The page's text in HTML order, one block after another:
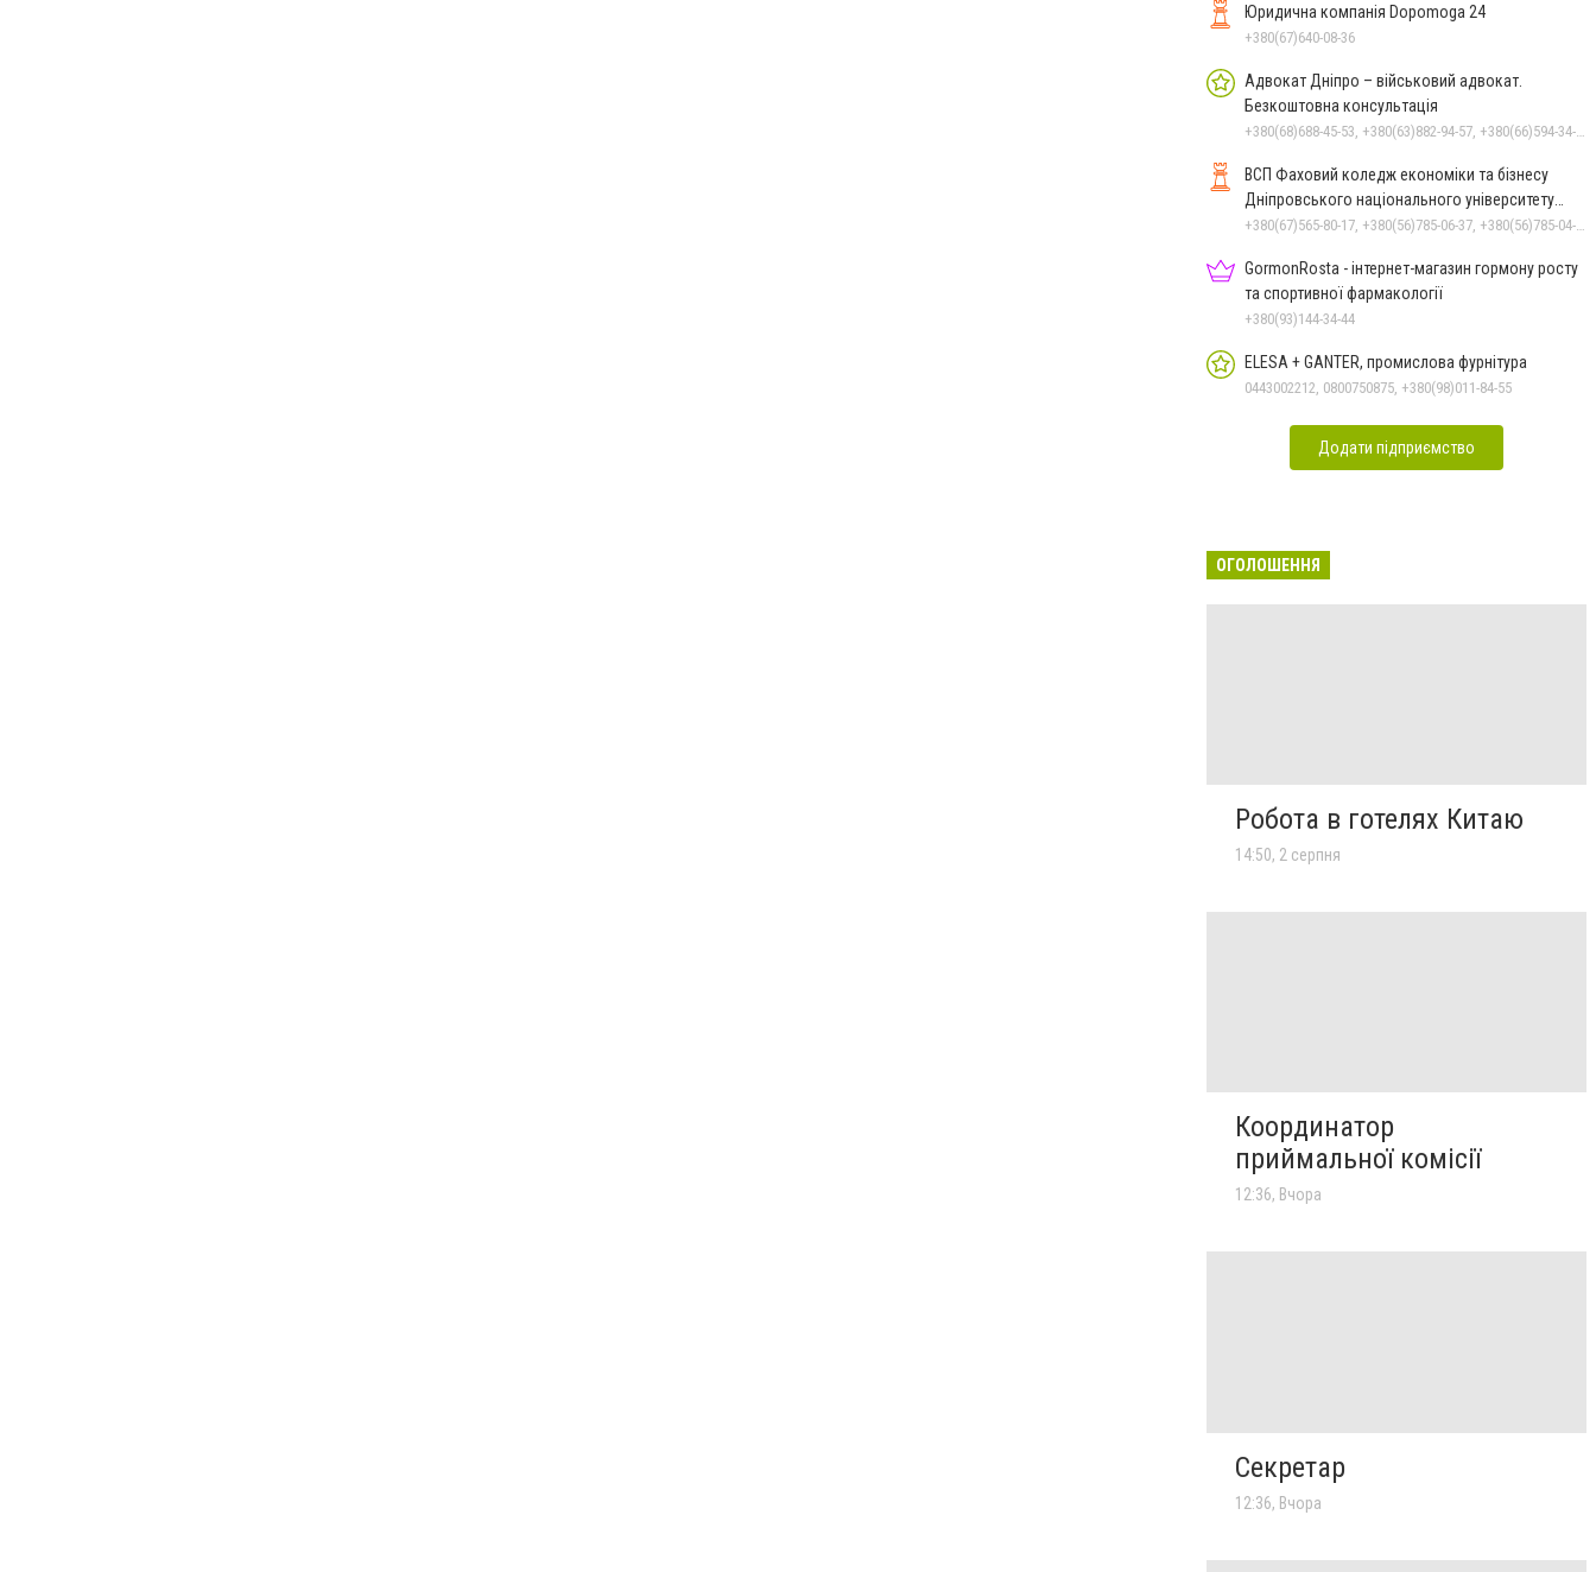
Юридична компанія Dopomoga 24
+380(67)640-08-36
Адвокат Дніпро – військовий адвокат.
Безкоштовна консультація
ВСП Фаховий коледж економіки та бізнесу
Дніпровського національного університету
імені Олеся Гончара
GormonRosta - інтернет-магазин гормону росту
та спортивної фармакології
+380(93)144-34-44
ELESA + GANTER, промислова фурнітура
0443002212, 0800750875, +380(98)011-84-55
Додати підприємство
ОГОЛОШЕННЯ
Робота в готелях Китаю
14:50, 2 серпня
Координатор
приймальної комісії
12:36, Вчора
Секретар
12:36, Вчора